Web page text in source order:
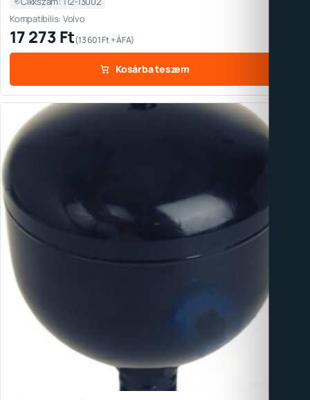
Kompatibilis: Volvo
17 273Ft(13 601Ft+ ÁFA)
Kosárba teszem